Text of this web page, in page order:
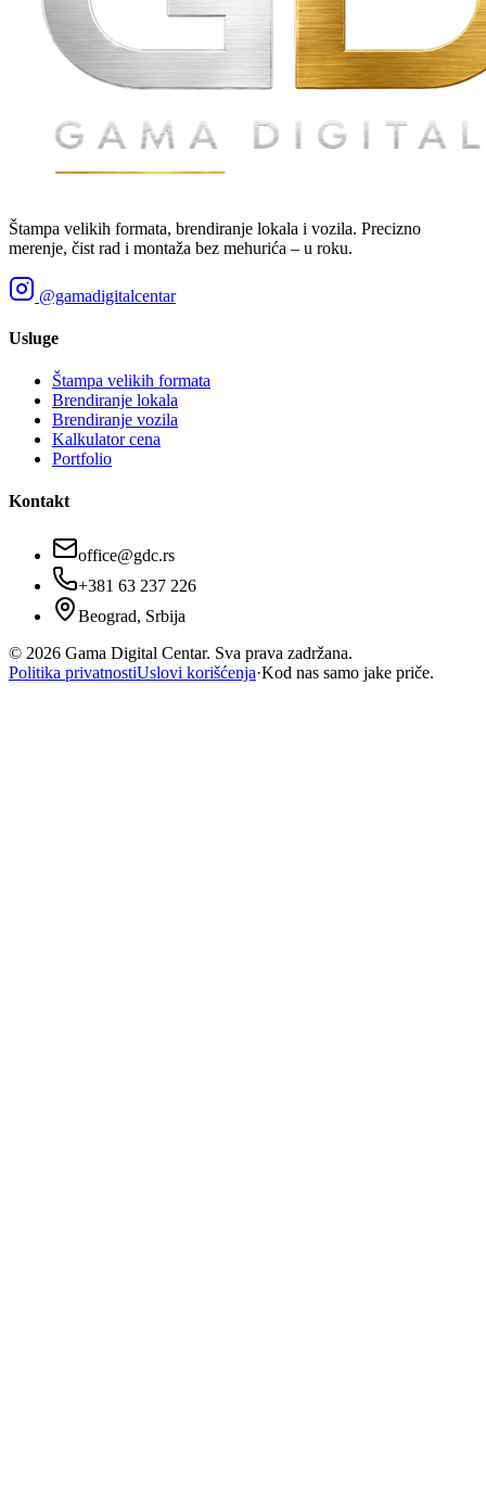
Štampa velikih formata, brendiranje lokala i vozila. Precizno
merenje, čist rad i montaža bez mehurića – u roku.
@gamadigitalcentar
Usluge
Štampa velikih formata
Brendiranje lokala
Brendiranje vozila
Kalkulator cena
Portfolio
Kontakt
office@gdc.rs
+381 63 237 226
Beograd, Srbija
© 2026 Gama Digital Centar. Sva prava zadržana.
Politika privatnostiUslovi korišćenja·Kod nas samo jake priče.